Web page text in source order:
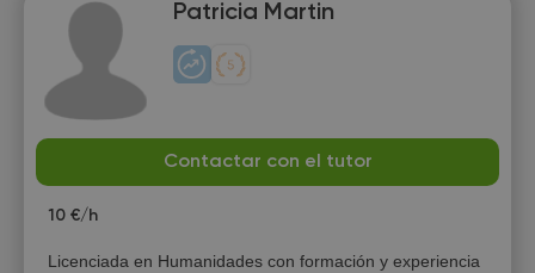
Patricia Martin
Contactar con el tutor
10 €/h
Licenciada en Humanidades con formación y experiencia
6
Fr
7
Sa
8
9
16:00